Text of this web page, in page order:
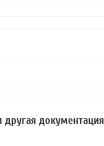
другая документация